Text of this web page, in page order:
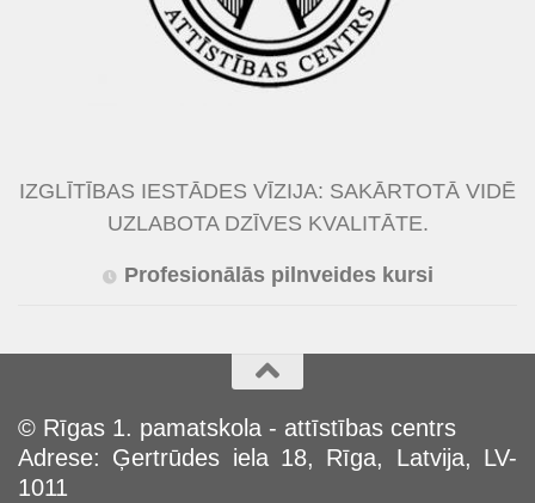
IZGLĪTĪBAS IESTĀDES VĪZIJA: SAKĀRTOTĀ VIDĒ
UZLABOTA DZĪVES KVALITĀTE.
Profesionālās pilnveides kursi
© Rīgas 1. pamatskola - attīstības centrs
Adrese: Ģertrūdes iela 18, Rīga, Latvija, LV-
1011